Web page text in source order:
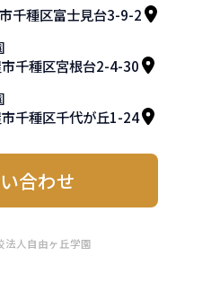
千種区富士見台3-9-2
千種区宮根台2-4-30
千種区千代が丘1-24
合わせ
人自由ヶ丘学園